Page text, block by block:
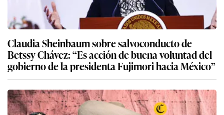
Claudia Sheinbaum sobre salvoconducto de
Betssy Chávez: “Es acción de buena voluntad del
gobierno de la presidenta Fujimori hacia México”